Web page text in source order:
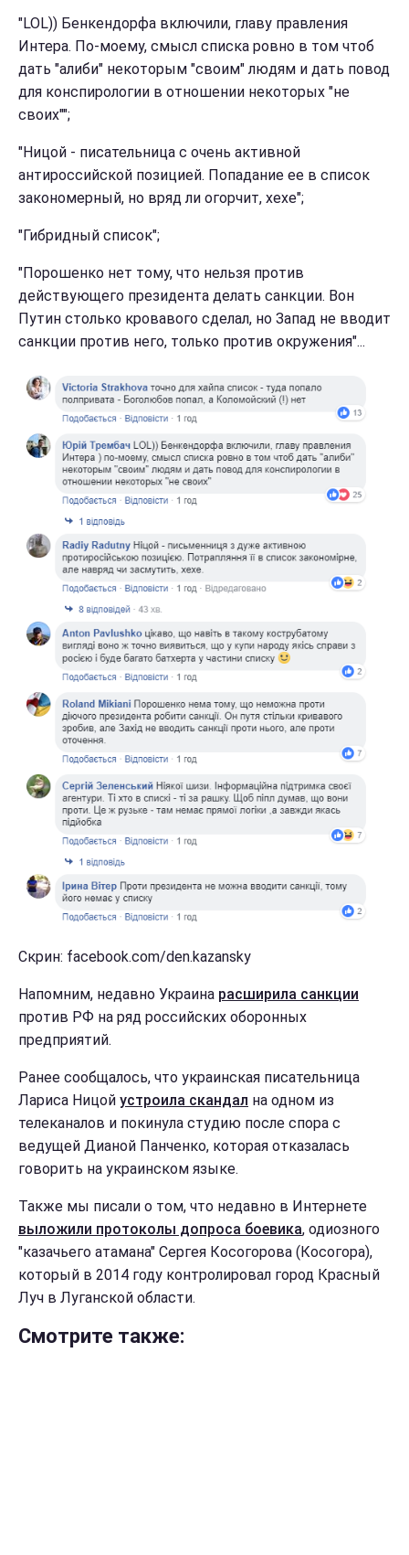
"LOL)) Бенкендорфа включили, главу правления
Интера. По-моему, смысл списка ровно в том чтоб
дать "алиби" некоторым "своим" людям и дать повод
для конспирологии в отношении некоторых "не
своих"";
"Ницой - писательница с очень активной
антироссийской позицией. Попадание ее в список
закономерный, но вряд ли огорчит, хехе";
"Гибридный список";
"Порошенко нет тому, что нельзя против
действующего президента делать санкции. Вон
Путин столько кровавого сделал, но Запад не вводит
санкции против него, только против окружения"...
Скрин: facebook.com/den.kazansky
Напомним, недавно Украина расширила санкции
против РФ на ряд российских оборонных
предприятий.
Ранее сообщалось, что украинская писательница
Лариса Ницой устроила скандал на одном из
телеканалов и покинула студию после спора с
ведущей Дианой Панченко, которая отказалась
говорить на украинском языке.
Также мы писали о том, что недавно в Интернете
выложили протоколы допроса боевика, одиозного
"казачьего атамана" Сергея Косогорова (Косогора),
который в 2014 году контролировал город Красный
Луч в Луганской области.
Смотрите также: